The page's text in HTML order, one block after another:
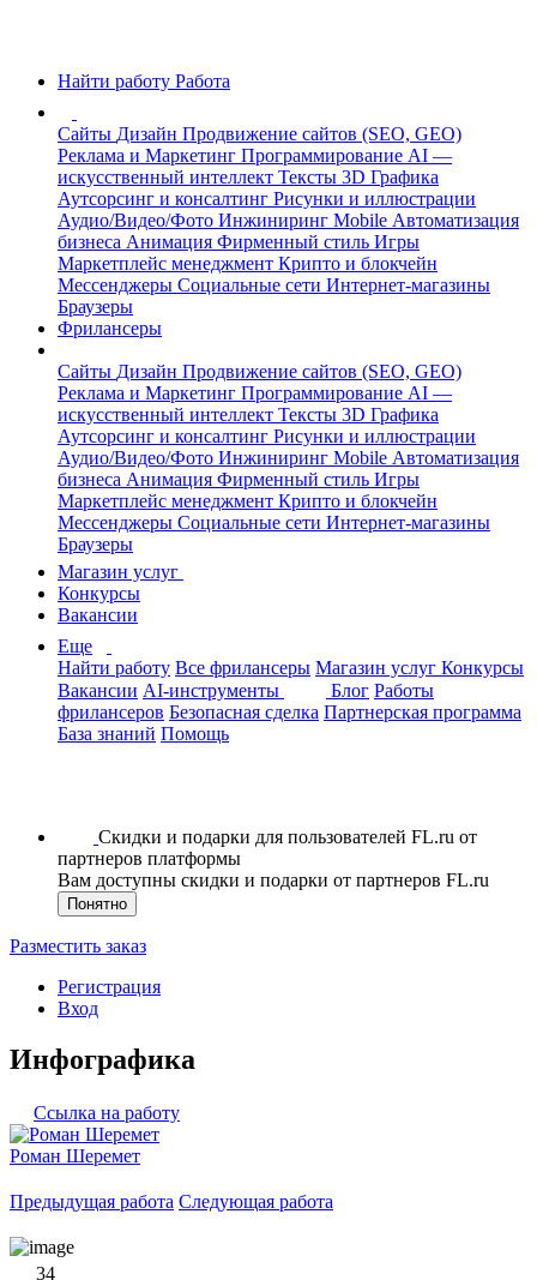
Найти работу Работа
Сайты Дизайн Продвижение сайтов (SEO, GEO)
Реклама и Маркетинг Программирование AI —
искусственный интеллект Тексты 3D Графика
Аутсорсинг и консалтинг Рисунки и иллюстрации
Аудио/Видео/Фото Инжиниринг Mobile Автоматизация
бизнеса Анимация Фирменный стиль Игры
Маркетплейс менеджмент Крипто и блокчейн
Мессенджеры Социальные сети Интернет-магазины
Браузеры
Фрилансеры
Сайты Дизайн Продвижение сайтов (SEO, GEO)
Реклама и Маркетинг Программирование AI —
искусственный интеллект Тексты 3D Графика
Аутсорсинг и консалтинг Рисунки и иллюстрации
Аудио/Видео/Фото Инжиниринг Mobile Автоматизация
бизнеса Анимация Фирменный стиль Игры
Маркетплейс менеджмент Крипто и блокчейн
Мессенджеры Социальные сети Интернет-магазины
Браузеры
Магазин услуг
Конкурсы
Вакансии
Еще
Найти работу Все фрилансеры Магазин услуг Конкурсы
Вакансии AI-инструменты Блог Работы
фрилансеров Безопасная сделка Партнерская программа
База знаний Помощь
Скидки и подарки для пользователей FL.ru от
партнеров платформы
Вам доступны скидки и подарки от партнеров FL.ru
Понятно
Разместить заказ
Регистрация
Вход
Инфографика
Ссылка на работу
Роман Шеремет
Предыдущая работа Следующая работа
34